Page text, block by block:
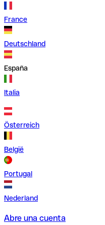
France
Deutschland
España
Italia
Österreich
België
Portugal
Nederland
Abre una cuenta